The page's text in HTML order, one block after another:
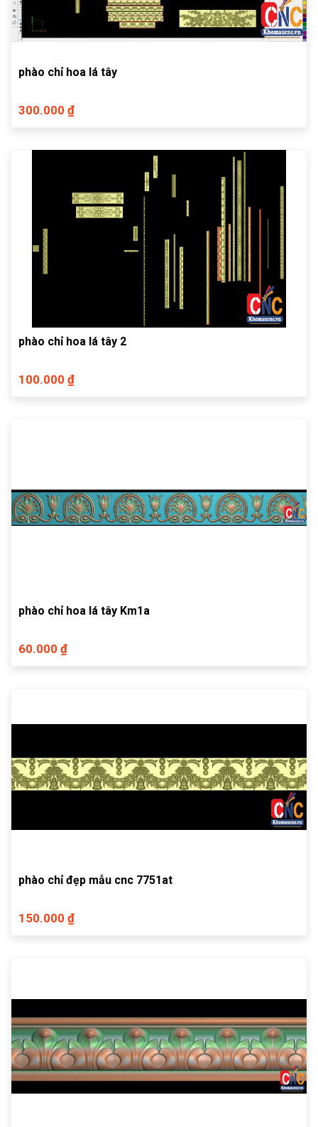
phào chỉ hoa lá tây
300.000 ₫
phào chỉ hoa lá tây 2
100.000 ₫
phào chỉ hoa lá tây Km1a
60.000 ₫
phào chỉ đẹp mẫu cnc 7751at
150.000 ₫